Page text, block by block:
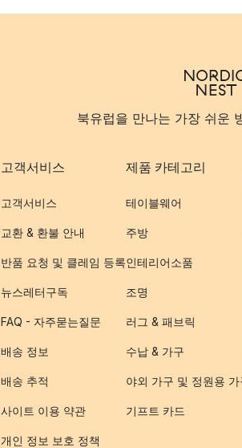
북유럽을 만나는 가장 쉬운
고객서비스
고객서비스
교환 & 환불 안내
반품 요청 및 클레임 등록
뉴스레터구독
FAQ - 자주묻는질문
배송 정보
배송 추적
사이트 이용 약관
개인 정보 보호 정책
제품 카테고리
테이블웨어
주방
인테리어소품
조명
러그 & 패브릭
수납 & 가구
야외 가구 및 정원용 가
기프트 카드